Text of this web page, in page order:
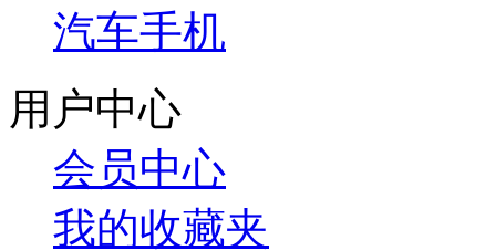
汽车手机
用户中心
会员中心
我的收藏夹